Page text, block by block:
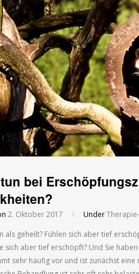
bei
2. Oktober 2017 / Under
als geheilt? Fühlen sich aber tief
sich aber tief erschöpft? Und Sie
sehr häufig vor und ist zunächst